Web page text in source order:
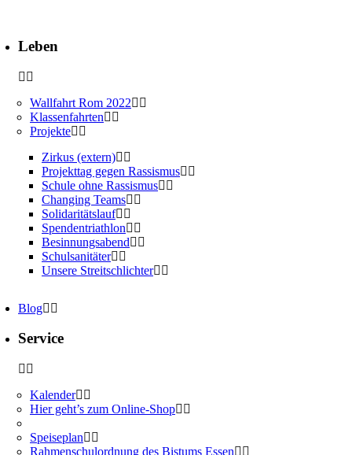
Leben
Wallfahrt Rom 2022
Klassenfahrten
Projekte
Zirkus (extern)
Projekttag gegen Rassismus
Schule ohne Rassismus
Changing Teams
Solidaritätslauf
Spendentriathlon
Besinnungsabend
Schulsanitäter
Unsere Streitschlichter
Blog
Service
Kalender
Hier geht’s zum Online-Shop
Speiseplan
Rahmenschulordnung des Bistums Essen